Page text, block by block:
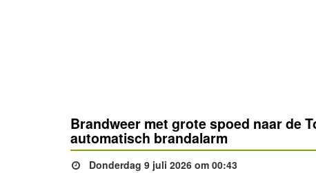
Brandweer met grote spoed naar de
automatisch brandalarm
Donderdag 9 juli 2026 om 00:43